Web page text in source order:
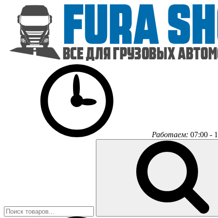
Работаем: 07:00 -